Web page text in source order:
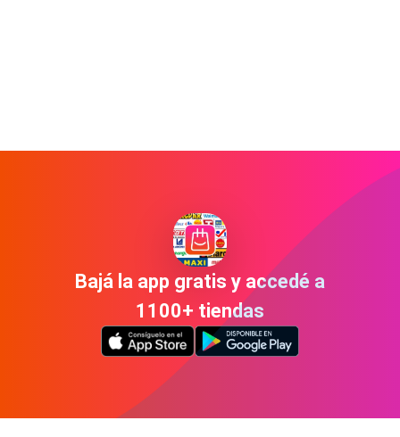
Bajá la app gratis y accedé a
1100+ tiendas